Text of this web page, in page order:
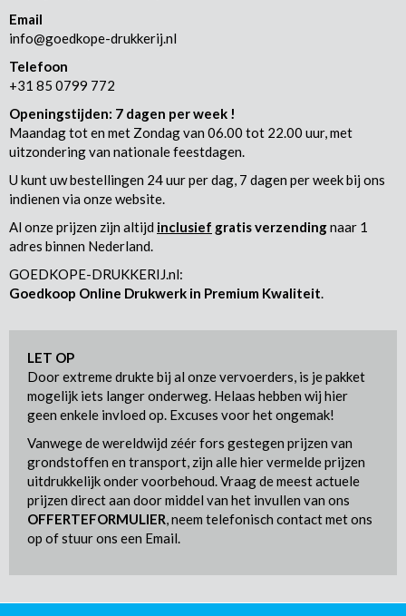
Email
info@goedkope-drukkerij.nl
Telefoon
+31 85 0799 772
Openingstijden: 7 dagen per week !
Maandag tot en met Zondag van 06.00 tot 22.00 uur, met
uitzondering van nationale feestdagen.
U kunt uw bestellingen 24 uur per dag, 7 dagen per week bij ons
indienen via onze website.
Al onze prijzen zijn altijd inclusief gratis verzendingnaar 1
adres binnen Nederland.
GOEDKOPE-DRUKKERIJ.nl:
Goedkoop Online Drukwerk in Premium Kwaliteit.
LET OP
Door extreme drukte bij al onze vervoerders, is je pakket
mogelijk iets langer onderweg. Helaas hebben wij hier
geen enkele invloed op. Excuses voor het ongemak!
Vanwege de wereldwijd zéér fors gestegen prijzen van
grondstoffen en transport, zijn alle hier vermelde prijzen
uitdrukkelijk onder voorbehoud. Vraag de meest actuele
prijzen direct aan door middel van het invullen van ons
OFFERTEFORMULIER, neem telefonisch contact met ons
op of stuur ons een Email.